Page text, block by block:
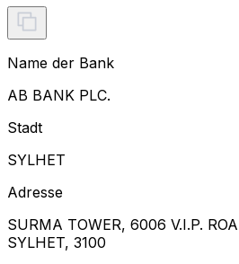
Name der Bank
AB BANK PLC.
Stadt
SYLHET
Adresse
SURMA TOWER, 6006 V.I.P.
SYLHET, 3100